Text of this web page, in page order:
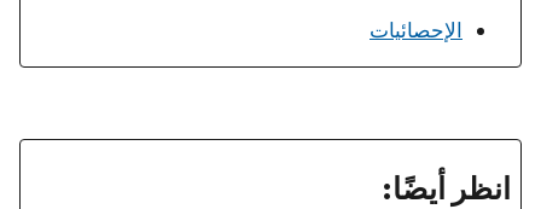
الإحصائيات
انظر أيضًا: